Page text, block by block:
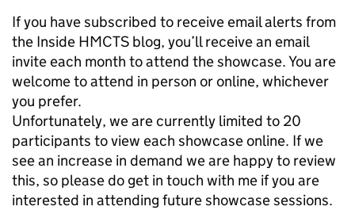
If you have subscribed to receive email alerts from
the Inside HMCTS blog, you’ll receive an email
invite each month to attend the showcase. You are
welcome to attend in person or online, whichever
you prefer.
Unfortunately, we are currently limited to 20
participants to view each showcase online. If we
see an increase in demand we are happy to review
this, so please do get in touch with me if you are
interested in attending future showcase sessions.